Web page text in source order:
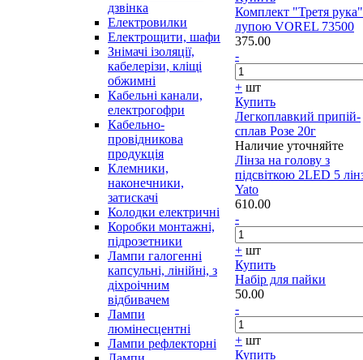
дзвінка
Електровилки
Електрощити, шафи
Знімачі ізоляції,
кабелерізи, кліщі
обжимні
Кабельні канали,
електрогофри
Кабельно-
провідникова
продукція
Клемники,
наконечники,
затискачі
Колодки електричні
Коробки монтажні,
підрозетники
Лампи галогенні
капсульні, лінійні, з
діхроічним
відбивачем
Лампи
люмінесцентні
Лампи рефлекторні
Комплект "Третя
лупою VOREL 73500
375.00
-
+ шт
Купить
Легкоплавкий припій-
сплав Розе 20г
Наличие уточняйте
Лінза на голову з
підсвіткою 2LED 5
Yato
610.00
-
+ шт
Купить
Набір для пайки
50.00
-
+ шт
Купить